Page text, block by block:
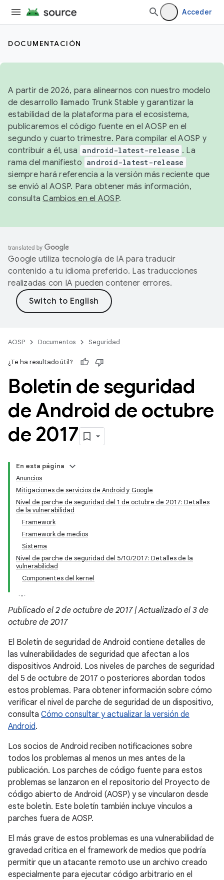
Acceder
DOCUMENTACIÓN
A partir de 2026, para alinearnos con nuestro modelo
de desarrollo llamado Trunk Stable y garantizar la
estabilidad de la plataforma para el ecosistema,
publicaremos el código fuente en el AOSP en el
segundo y cuarto trimestre. Para compilar el AOSP y
contribuir a él, usa android-latest-release . La
rama del manifiesto android-latest-release
siempre hará referencia a la versión más reciente que
se envió al AOSP. Para obtener más información,
consultaCambios en el AOSP.
Google utiliza tecnología de IA para traducir
contenido a tu idioma preferido. Las traducciones
realizadas con IA pueden contener errores.
AOSP Documentos Seguridad
¿Te ha resultado útil?
Boletín de seguridad
de Android de octubre
de 2017
En esta página
Anuncios
Mitigaciones de servicios de Android y Google
Nivel de parche de seguridad del 1 de octubre de 2017: Detalles
de la vulnerabilidad
Framework
Framework de medios
Sistema
Nivel de parche de seguridad del 5/10/2017: Detalles de la
vulnerabilidad
Componentes del kernel
Publicado el 2 de octubre de 2017 | Actualizado el 3 de
octubre de 2017
El Boletín de seguridad de Android contiene detalles de
las vulnerabilidades de seguridad que afectan a los
dispositivos Android. Los niveles de parches de seguridad
del 5 de octubre de 2017 o posteriores abordan todos
estos problemas. Para obtener información sobre cómo
verificar el nivel de parche de seguridad de un dispositivo,
consulta Cómo consultar y actualizar la versión de
Android.
Los socios de Android reciben notificaciones sobre
todos los problemas al menos un mes antes de la
publicación. Los parches de código fuente para estos
problemas se lanzaron en el repositorio del Proyecto de
código abierto de Android (AOSP) y se vincularon desde
este boletín. Este boletín también incluye vínculos a
parches fuera de AOSP.
El más grave de estos problemas es una vulnerabilidad de
gravedad crítica en el framework de medios que podría
permitir que un atacante remoto use un archivo creado
especialmente para ejecutar código arbitrario en el